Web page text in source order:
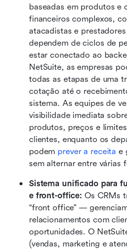
baseadas em produtos e
financeiros complexos,
atacadistas e
dependem de ciclos de
estar conectado ao
NetSuite, as empresas
todas as etapas de uma
cotação até o
sistema. As equipes de
visibilidade imediata
produtos, preços e
clientes, enquanto os
podem prever a receita e
sem alternar entre várias
Sistema unificado para
e front-office: Os CRMs
“front office” —
relacionamentos com
oportunidades. O
(vendas, marketing e